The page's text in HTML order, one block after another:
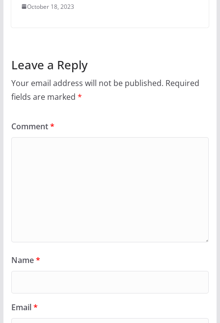
October 18, 2023
Leave a Reply
Your email address will not be published. Required
fields are marked *
Comment*
Name*
Email*